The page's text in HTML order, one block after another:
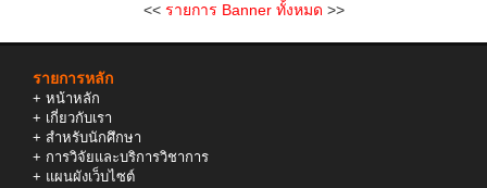
<< รายการ Banner ทั้งหมด >>
รายการหลัก
+ หน้าหลัก
+ เกี่ยวกับเรา
+ สำหรับนักศึกษา
+ การวิจัยและบริการวิชาการ
+ แผนผังเว็บไซต์